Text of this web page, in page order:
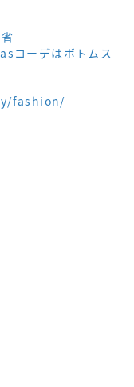
コーデはボトムス
fashion/